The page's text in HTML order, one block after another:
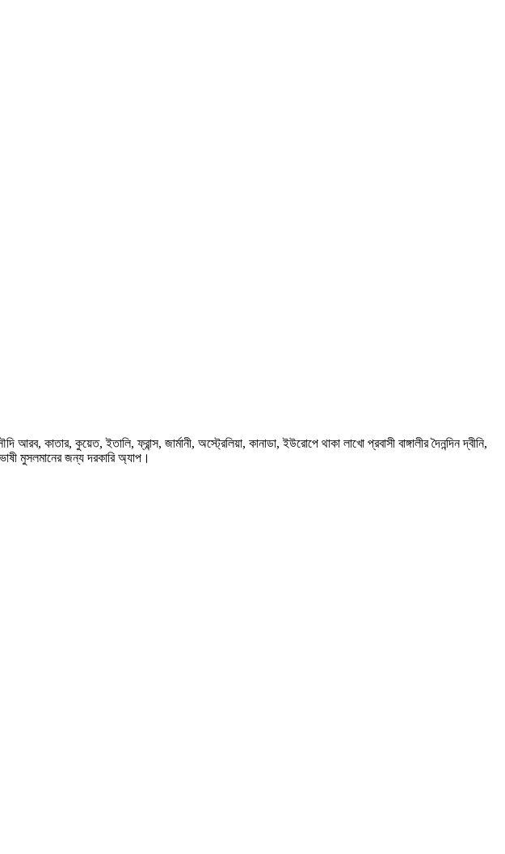
কাতার, কুয়েত, ইতালি, ফ্রান্স, জার্মানী, অস্ট্রেলিয়া, কানাডা, ইউরোপে থাকা লাখো প্রবাসী বাঙ্গালীর দৈনন্দিন দ্বীনি,
মুসলমানের জন্য দরকারি অ্যাপ।